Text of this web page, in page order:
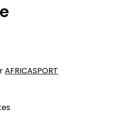
AFRICASPORT